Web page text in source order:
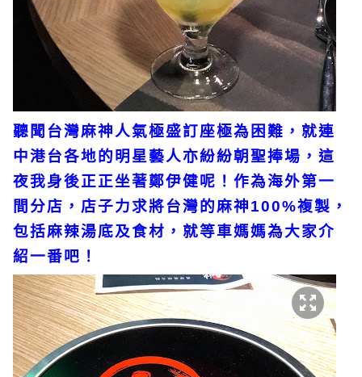
聽聞台灣麻神人氣極盛訂座極為困難，就連
中港台各地的明星藝人亦紛紛朝聖捧場，這
夜我身後正正坐著鄭伊健呢！作為海外第一
間分店，店子力求將台灣的麻神100%複製，
包括麻辣湯底及食材，就等車媽媽為大家介
紹一番吧！